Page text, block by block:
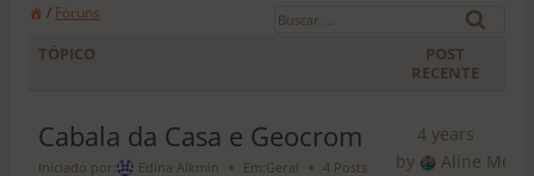
B
a
r
/ Fóruns
TÓPICO
POST
RECENTE
Cabala da Casa e Geocrom
Iniciado por: Edina Alkmin Em:Geral 4 Posts
4 years
by
Aline